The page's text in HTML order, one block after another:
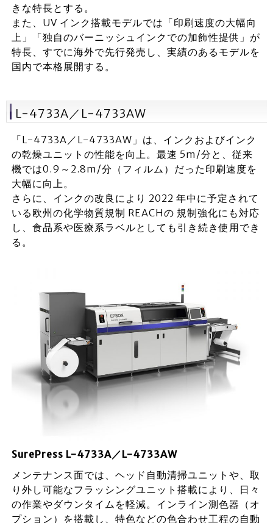
きな特長とする。
また、UV インク搭載モデルでは「印刷速度の大幅向
上」「独自のバーニッシュインクでの加飾性提供」が
特長、すでに海外で先行発売し、実績のあるモデルを
国内で本格展開する。
L-4733A／L-4733AW
「L-4733A／L-4733AW」は、インクおよびインク
の乾燥ユニットの性能を向上。最速 5m/分と、従来
機では0.9～2.8m/分（フィルム）だった印刷速度を
大幅に向上。
さらに、インクの改良により 2022 年中に予定されて
いる欧州の化学物質規制 REACHの 規制強化にも対応
し、食品系や医療系ラベルとしても引き続き使用でき
る。
SurePress L-4733A／L-4733AW
メンテナンス面では、ヘッド自動清掃ユニットや、取
り外し可能なフラッシングユニット搭載により、日々
の作業やダウンタイムを軽減。インライン測色器（オ
プション）を搭載し、特色などの色合わせ工程の自動